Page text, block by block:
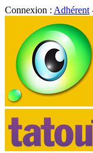
Connexion : Adhérent